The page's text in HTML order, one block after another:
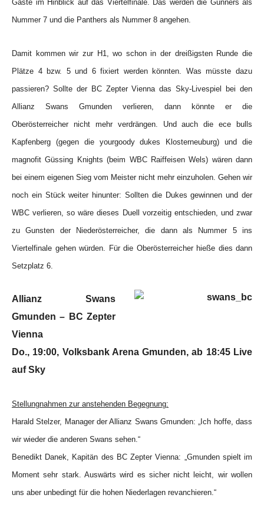
Gäste im Hinblick auf das Viertelfinale. Das werden die Gunners als
Nummer 7 und die Panthers als Nummer 8 angehen.
Damit kommen wir zur H1, wo schon in der dreißigsten Runde die
Plätze 4 bzw. 5 und 6 fixiert werden könnten. Was müsste dazu
passieren? Sollte der BC Zepter Vienna das Sky-Livespiel bei den
Allianz Swans Gmunden verlieren, dann könnte er die
Oberösterreicher nicht mehr verdrängen. Und auch die ece bulls
Kapfenberg (gegen die yourgoody dukes Klosterneuburg) und die
magnofit Güssing Knights (beim WBC Raiffeisen Wels) wären dann
bei einem eigenen Sieg vom Meister nicht mehr einzuholen. Gehen wir
noch ein Stück weiter hinunter: Sollten die Dukes gewinnen und der
WBC verlieren, so wäre dieses Duell vorzeitig entschieden, und zwar
zu Gunsten der Niederösterreicher, die dann als Nummer 5 ins
Viertelfinale gehen würden. Für die Oberösterreicher hieße dies dann
Setzplatz 6.
Allianz Swans
Gmunden – BC Zepter
Vienna
Do., 19:00, Volksbank Arena Gmunden, ab 18:45 Live
auf Sky
Stellungnahmen zur anstehenden Begegnung:
Harald Stelzer, Manager der Allianz Swans Gmunden: „Ich hoffe, dass
wir wieder die anderen Swans sehen.“
Benedikt Danek, Kapitän des BC Zepter Vienna: „Gmunden spielt im
Moment sehr stark. Auswärts wird es sicher nicht leicht, wir wollen
uns aber unbedingt für die hohen Niederlagen revanchieren.“